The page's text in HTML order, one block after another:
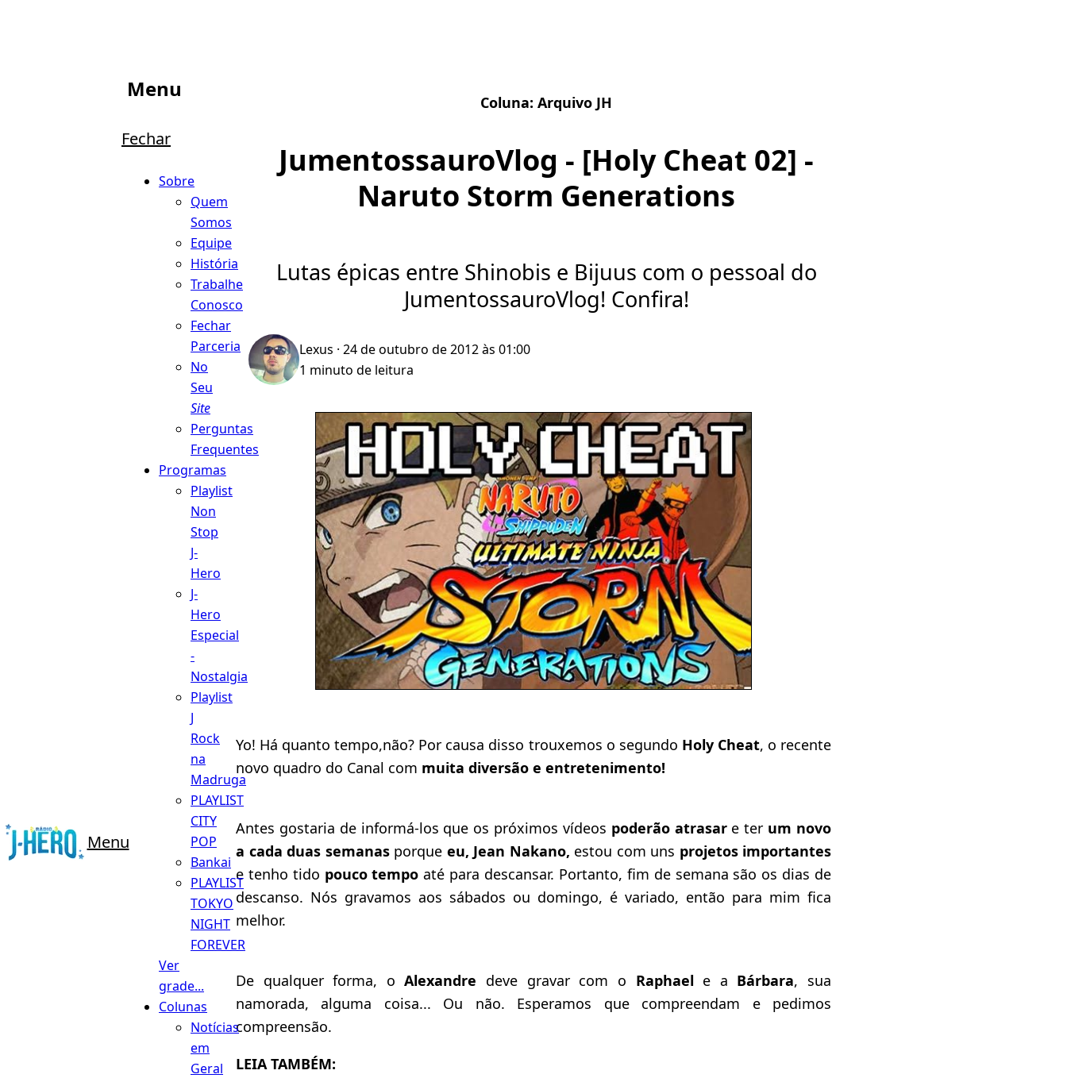
Menu
Menu
Fechar
Sobre
Quem
Somos
Equipe
História
Trabalhe
Conosco
Fechar
Parceria
No
Seu
Site
Perguntas
Frequentes
Programas
Playlist
Non
Stop
J-
Hero
J-
Hero
Especial
-
Nostalgia
Playlist
J
Rock
na
Madruga
PLAYLIST
CITY
POP
Bankai
PLAYLIST
TOKYO
NIGHT
FOREVER
Ver
grade...
Colunas
Notícias
em
Geral
Coluna: Arquivo JH
JumentossauroVlog - [Holy Cheat 02] -
Naruto Storm Generations
Lutas épicas entre Shinobis e Bijuus com o pessoal do
JumentossauroVlog! Confira!
Lexus · 24 de outubro de 2012 às 01:00
1 minuto de leitura
Yo! Há quanto tempo,não? Por causa disso trouxemos o segundo Holy Cheat, o recente
novo quadro do Canal com muita diversão e entretenimento!
Antes gostaria de informá-los que os próximos vídeos poderão atrasar e ter um novo
a cada duas semanas porque eu, Jean Nakano, estou com uns projetos importantes
e tenho tido pouco tempo até para descansar. Portanto, fim de semana são os dias de
descanso. Nós gravamos aos sábados ou domingo, é variado, então para mim fica
melhor.
De qualquer forma, oAlexandre deve gravar com o Raphaele a Bárbara, sua
namorada, alguma coisa... Ou não. Esperamos que compreendam e pedimos
compreensão.
LEIA TAMBÉM: